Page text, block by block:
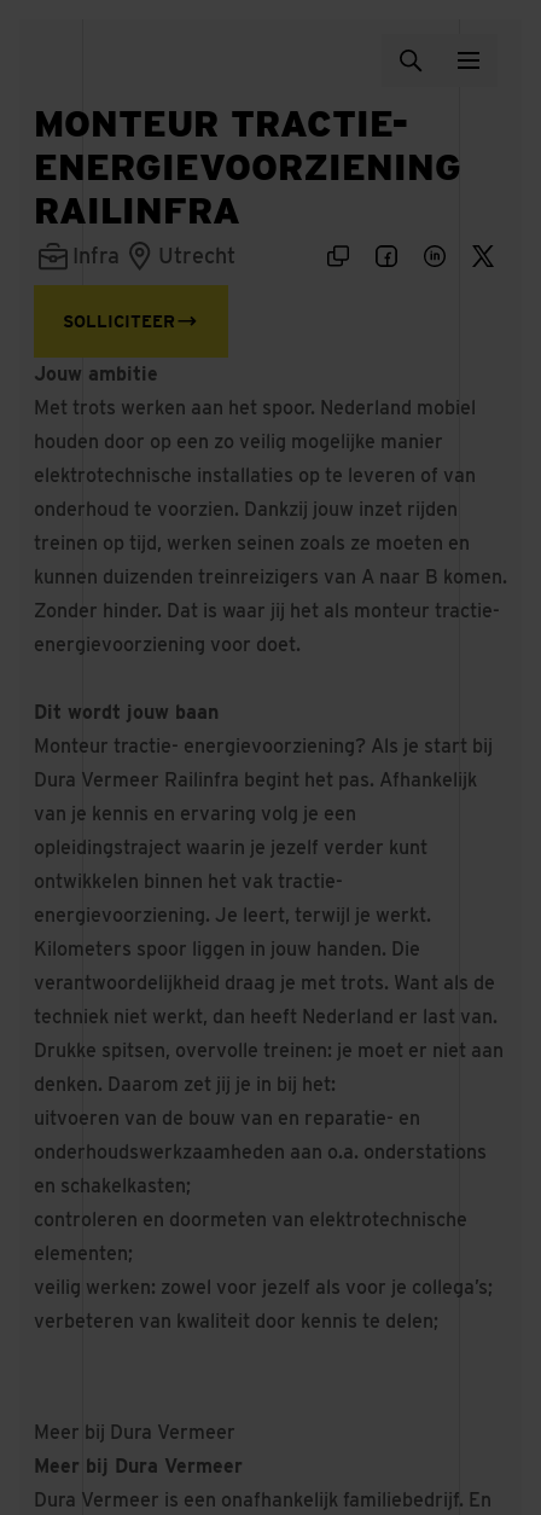
MONTEUR TRACTIE-
ENERGIEVOORZIENING
RAILINFRA
Infra Utrecht
SOLLICITEER
Jouw ambitie
Met trots werken aan het spoor. Nederland mobiel
houden door op een zo veilig mogelijke manier
elektrotechnische installaties op te leveren of van
onderhoud te voorzien. Dankzij jouw inzet rijden
treinen op tijd, werken seinen zoals ze moeten en
kunnen duizenden treinreizigers van A naar B komen.
Zonder hinder. Dat is waar jij het als monteur tractie-
energievoorziening voor doet.
Dit wordt jouw baan
Monteur tractie- energievoorziening? Als je start bij
Dura Vermeer Railinfra begint het pas. Afhankelijk
van je kennis en ervaring volg je een
opleidingstraject waarin je jezelf verder kunt
ontwikkelen binnen het vak tractie-
energievoorziening. Je leert, terwijl je werkt.
Kilometers spoor liggen in jouw handen. Die
verantwoordelijkheid draag je met trots. Want als de
techniek niet werkt, dan heeft Nederland er last van.
Drukke spitsen, overvolle treinen: je moet er niet aan
denken. Daarom zet jij je in bij het:
uitvoeren van de bouw van en reparatie- en
onderhoudswerkzaamheden aan o.a. onderstations
en schakelkasten;
controleren en doormeten van elektrotechnische
elementen;
veilig werken: zowel voor jezelf als voor je collega’s;
verbeteren van kwaliteit door kennis te delen;
Meer bij Dura Vermeer
Meer bij Dura Vermeer
Dura Vermeer is een onafhankelijk familiebedrijf. En